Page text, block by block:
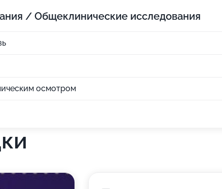
/ Общеклинические исследования
осмотром